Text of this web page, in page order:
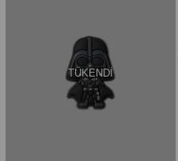
TÜKENDI